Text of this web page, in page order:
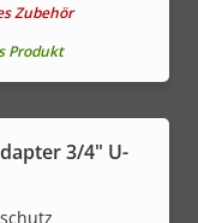
Zubehör
Produkt
3/4" U-